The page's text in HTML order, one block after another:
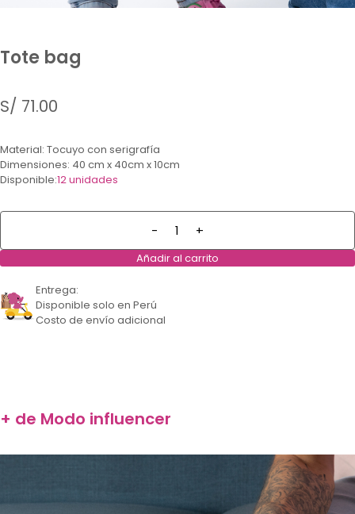
Tote bag
S/ 71.00
Material: Tocuyo con serigrafía
Dimensiones: 40 cm x 40cm x 10cm
Disponible:12 unidades
- +
Añadir al carrito
Entrega:
Disponible solo en Perú
Costo de envío adicional
+ de Modo influencer